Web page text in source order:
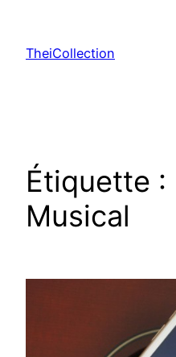
contenu
TheiCollection
Étiquette :
Musical